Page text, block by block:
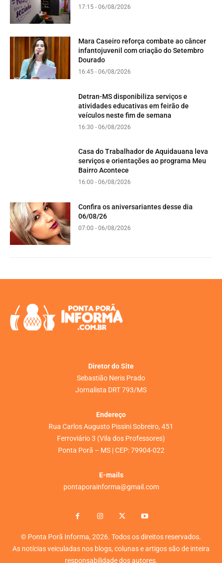
17:15 - 06/08/2026
Mara Caseiro reforça combate ao câncer
infantojuvenil com criação do Setembro
Dourado
16:45 - 06/08/2026
Detran-MS disponibiliza serviços e
atividades educativas em feirão de
veículos neste fim de semana
16:30 - 06/08/2026
Casa do Trabalhador de Aquidauana leva
serviços e orientações ao programa Meu
Bairro Acontece
16:00 - 06/08/2026
Confira os aniversariantes desse dia
06/08/26
07:00 - 06/08/2026
Diretor do Site
Sebastião Neris Prado
Jornalista DRT 793/MS
Endereço
Rua Carlos Augusto Pissini Sobreiro, 451
Ferroviário 3 (Vila dos Professores)
Ponta Porã – MS | CEP: 79904-022
E-mails
pontaporainforma@gmail.com
© Ponta Porã Informa, 2026. Todos os direitos reservados.
As notícias veiculadas nos blogs, colunas e artigos são de inteira
responsabilidade dos autores.